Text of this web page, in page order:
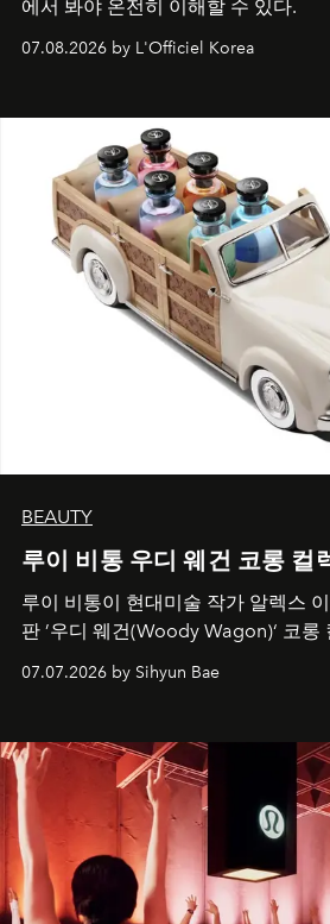
에서 봐야 온전히 이해할 수 있다.
07.08.2026 by L'Officiel Korea
BEAUTY
루이 비통 우디 웨건 코롱 컬
루이 비통이 현대미술 작가 알렉스
판 ’우디 웨건(Woody Wagon)‘ 코롱
07.07.2026 by Sihyun Bae